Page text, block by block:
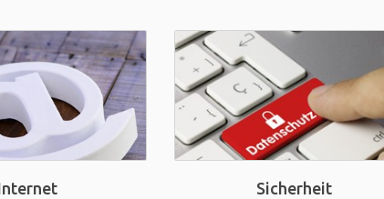
Sicherheit